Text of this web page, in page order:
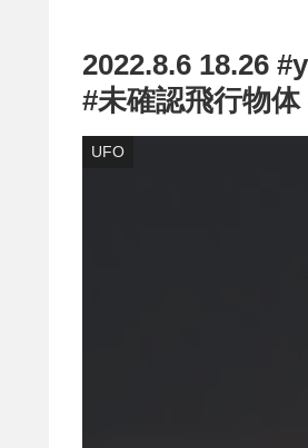
2022.8.6 18.26
#未確認飛行物
UFO